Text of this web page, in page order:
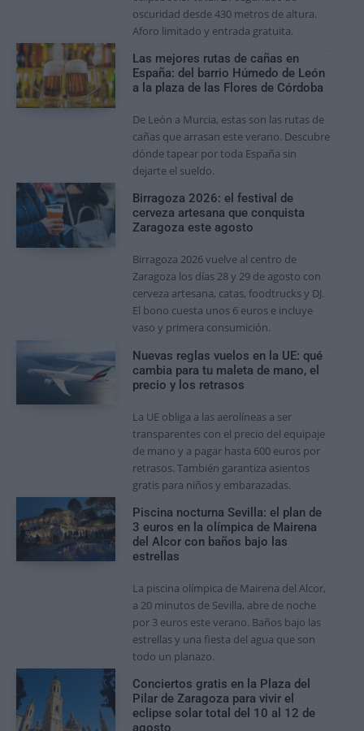
oscuridad desde 430 metros de altura.
Aforo limitado y entrada gratuita.
Las mejores rutas de cañas en
España: del barrio Húmedo de León
a la plaza de las Flores de Córdoba
De León a Murcia, estas son las rutas de
cañas que arrasan este verano. Descubre
dónde tapear por toda España sin
dejarte el sueldo.
Birragoza 2026: el festival de
cerveza artesana que conquista
Zaragoza este agosto
Birragoza 2026 vuelve al centro de
Zaragoza los días 28 y 29 de agosto con
cerveza artesana, catas, foodtrucks y DJ.
El bono cuesta unos 6 euros e incluye
vaso y primera consumición.
Nuevas reglas vuelos en la UE: qué
cambia para tu maleta de mano, el
precio y los retrasos
La UE obliga a las aerolíneas a ser
transparentes con el precio del equipaje
de mano y a pagar hasta 600 euros por
retrasos. También garantiza asientos
gratis para niños y embarazadas.
Piscina nocturna Sevilla: el plan de
3 euros en la olímpica de Mairena
del Alcor con baños bajo las
estrellas
La piscina olímpica de Mairena del Alcor,
a 20 minutos de Sevilla, abre de noche
por 3 euros este verano. Baños bajo las
estrellas y una fiesta del agua que son
todo un planazo.
Conciertos gratis en la Plaza del
Pilar de Zaragoza para vivir el
eclipse solar total del 10 al 12 de
agosto